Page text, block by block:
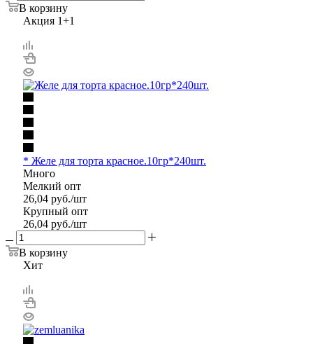
В корзину
Акция 1+1
* Желе для торта красное.10гр*240шт.
Много
Мелкий опт
26,04 руб./шт
Крупный опт
26,04 руб./шт
В корзину
Хит